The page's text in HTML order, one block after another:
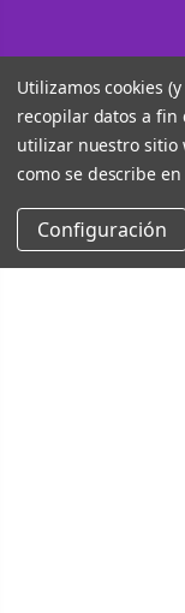
Utilizamos cookies
recopilar datos a fin
utilizar nuestro sitio
como se describe en
Configuración